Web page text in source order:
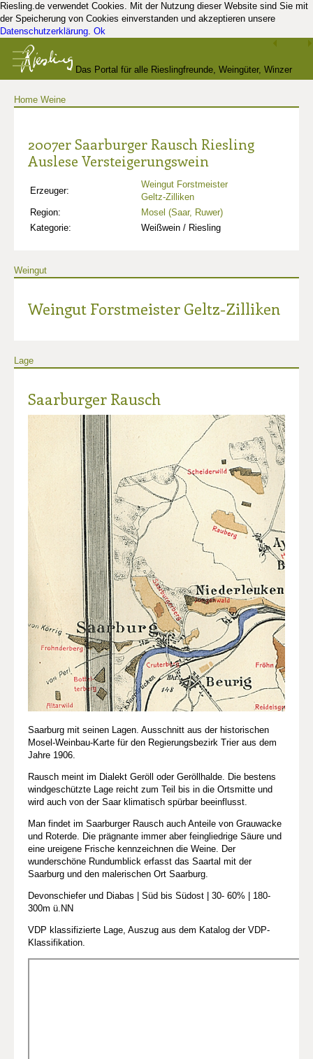
Riesling.de verwendet Cookies. Mit der Nutzung dieser Website sind Sie mit
der Speicherung von Cookies einverstanden und akzeptieren unsere
Datenschutzerklärung. Ok
Das Portal für alle Rieslingfreunde, Weingüter, Winzer
Home Weine
2007er Saarburger Rausch Riesling
Auslese Versteigerungswein
Erzeuger:
Weingut Forstmeister
Geltz-Zilliken
Region:
Mosel (Saar, Ruwer)
Kategorie:
Weißwein / Riesling
Weingut
Weingut Forstmeister Geltz-Zilliken
Lage
Saarburger Rausch
Saarburg mit seinen Lagen. Ausschnitt aus der historischen
Mosel-Weinbau-Karte für den Regierungsbezirk Trier aus dem
Jahre 1906.
Rausch meint im Dialekt Geröll oder Geröllhalde. Die bestens
windgeschützte Lage reicht zum Teil bis in die Ortsmitte und
wird auch von der Saar klimatisch spürbar beeinflusst.
Man findet im Saarburger Rausch auch Anteile von Grauwacke
und Roterde. Die prägnante immer aber feingliedrige Säure und
eine ureigene Frische kennzeichnen die Weine. Der
wunderschöne Rundumblick erfasst das Saartal mit der
Saarburg und den malerischen Ort Saarburg.
Devonschiefer und Diabas | Süd bis Südost | 30- 60% | 180-
300m ü.NN
VDP klassifizierte Lage, Auszug aus dem Katalog der VDP-
Klassifikation.